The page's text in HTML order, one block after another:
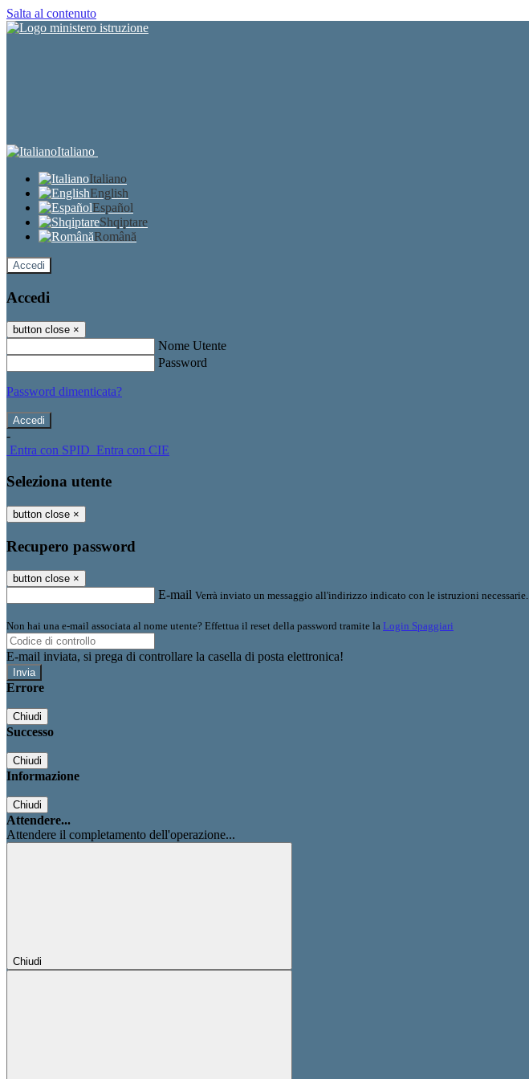
Salta al contenuto
Italiano
Italiano
English
Español
Shqiptare
Română
Accedi
Accedi
button close ×
Nome Utente
Password
Password dimenticata?
-
Entra con SPID Entra con CIE
Seleziona utente
button close ×
Recupero password
button close ×
E-mail Verrà inviato un messaggio all'indirizzo indicato con le istruzioni necessarie.
Non hai una e-mail associata al nome utente? Effettua il reset della password tramite la Login Spaggiari
E-mail inviata, si prega di controllare la casella di posta elettronica!
Errore
Chiudi
Successo
Chiudi
Informazione
Chiudi
Attendere...
Attendere il completamento dell'operazione...
Chiudi